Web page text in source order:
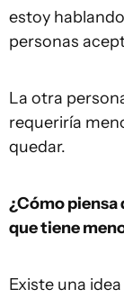
estoy
personas
La otra
requeriría
quedar.
¿Cómo piensa
que tiene
Existe una